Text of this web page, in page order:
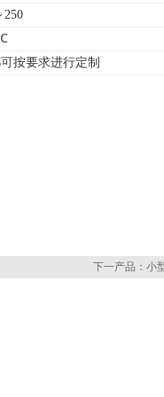
250
按要求进行定制
下一产品： 小